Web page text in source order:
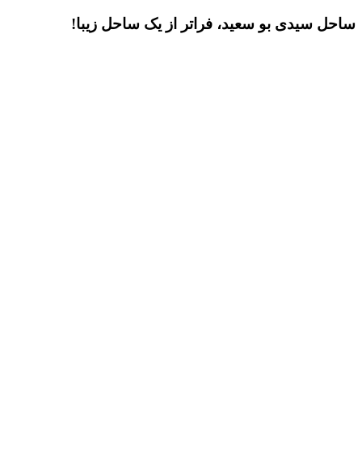
ساحل سیدی بو سعید، فراتر از یک ساحل زیبا!